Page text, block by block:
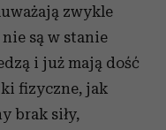
zwykle
są w stanie
i już mają dość
fizyczne, jak
brak siły,